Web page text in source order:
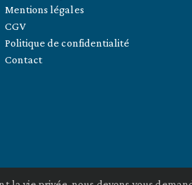
Mentions légales
CGV
Politique de confidentialité
Contact